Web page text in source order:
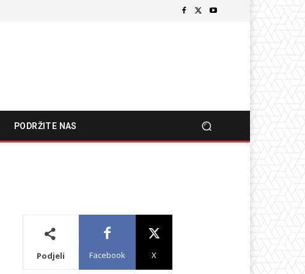
PODRŽITE NAS
Podjeli Facebook X